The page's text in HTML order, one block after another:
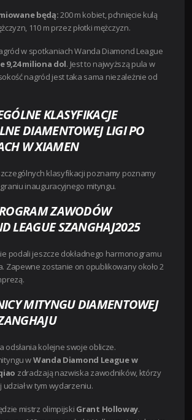
będą:200 m kobiet, pchnięcie kulą
110 m przez płotki mężczyzn.
w spotkaniach Wanda Diamond League
9,24 miliona dol. Jest to najwyższą pula w
nagród jest taka sama niezależnie od
KLASYFIKACJE
DIAMENTOWEJ LIGI PO
W XIAMEN
klasyfikacji poznamy poznamy
inauguracyjnego mityngu.
ZAWODÓW
LEAGUE SZANGHAJ2025
podali jeszcze dokładnego harmonogramu
Zapewne zostanie on opublikowany około 2
MITYNGU DIAMENTOWEJ
odsłania kolejne swoje oblicze.
wWanda Diamond League w
zdradzają nazwiska zawodników, którzy
w tym wydarzeniu.
mistrz olimpijski Grant Holloway.